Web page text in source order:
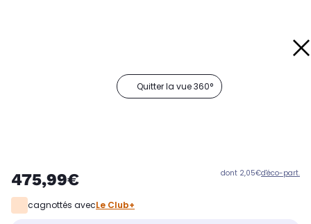
Quitter la vue 360°
475,99€ dont 2,05€d'éco-part.
cagnottés avecLe Club+